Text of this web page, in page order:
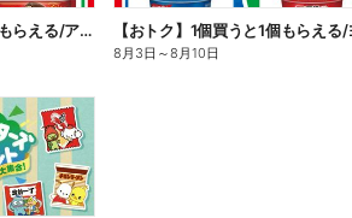
【おトク】1個買うと1個もらえる/アイス
8月3日 ～8月10日